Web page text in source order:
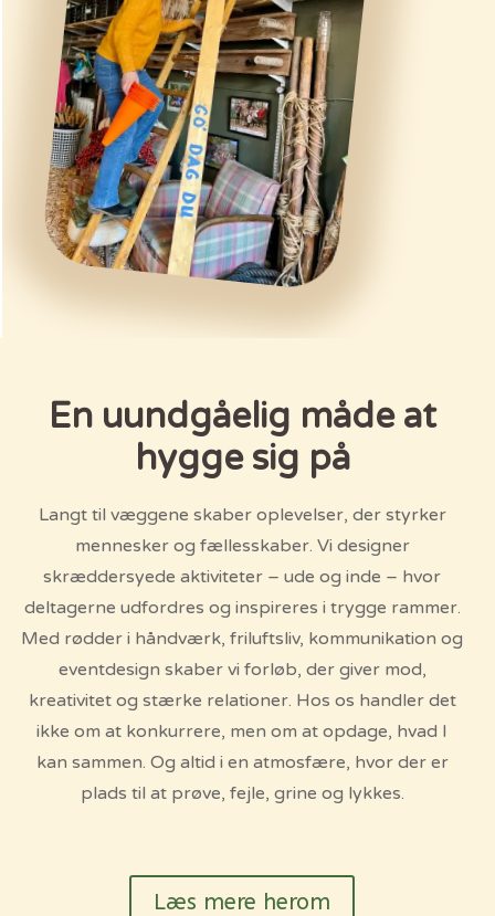
En uundgåelig måde at
hygge sig på
Langt til væggene skaber oplevelser, der styrker
mennesker og fællesskaber. Vi designer
skræddersyede aktiviteter – ude og inde – hvor
deltagerne udfordres og inspireres i trygge rammer.
Med rødder i håndværk, friluftsliv, kommunikation og
eventdesign skaber vi forløb, der giver mod,
kreativitet og stærke relationer. Hos os handler det
ikke om at konkurrere, men om at opdage, hvad I
kan sammen. Og altid i en atmosfære, hvor der er
plads til at prøve, fejle, grine og lykkes.
Læs mere herom